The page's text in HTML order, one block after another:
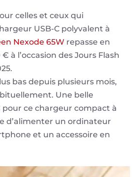
celles et ceux qui
USB-C polyvalent à
Nexode 65W repasse en
à l’occasion des Jours Flash
bas depuis plusieurs mois,
Une belle
pour ce chargeur compact à
d’alimenter un ordinateur
et un accessoire en